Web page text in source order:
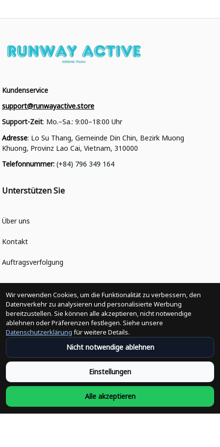
Kundenservice
support@runwayactive.store
Support-Zeit: Mo.–Sa.: 9:00–18:00 Uhr
Adresse: Lo Su Thang, Gemeinde Din Chin, Bezirk Muong
Khuong, Provinz Lao Cai, Vietnam, 310000
Telefonnummer: (+84) 796 349 164
Unterstützen Sie
Über uns
Kontakt
Auftragsverfolgung
Politiken
Änderungen der Bestellung
Versandpolitik
Rückerstattungsrichtlinie
Rückgabepolitik
Wir verwenden Cookies, um die Funktionalität zu verbessern, den
Datenverkehr zu analysieren und personalisierte Werbung
bereitzustellen. Sie können alle akzeptieren, nicht notwendige
ablehnen oder Präferenzen festlegen. Siehe unsere
Datenschutzerklärung für weitere Details.
Nicht notwendige ablehnen
Einstellungen
Alle akzeptieren